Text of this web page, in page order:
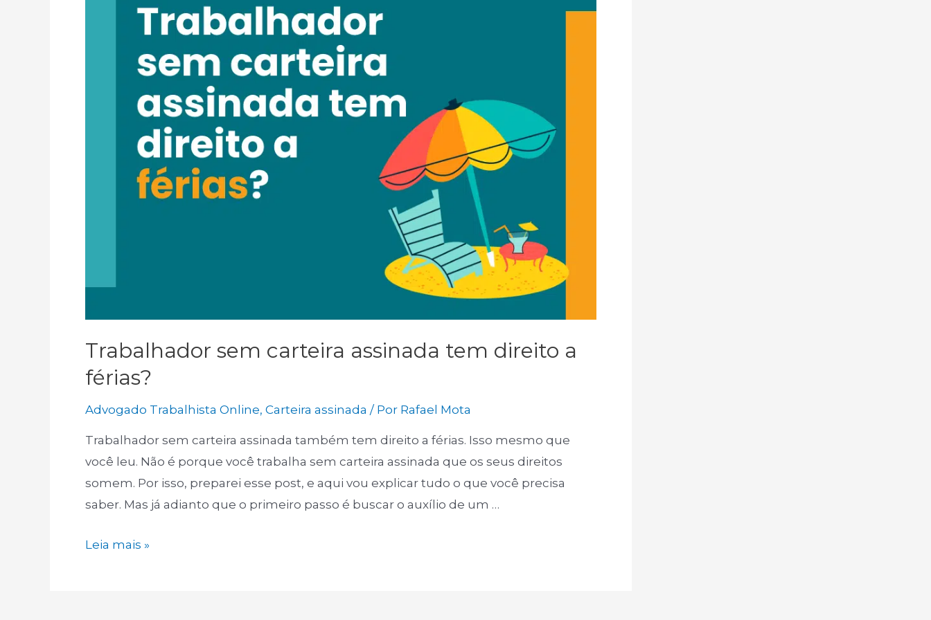
Trabalhador sem carteira assinada tem direito a
férias?
Advogado Trabalhista Online, Carteira assinada / Por Rafael Mota
Trabalhador sem carteira assinada também tem direito a férias. Isso mesmo que
você leu. Não é porque você trabalha sem carteira assinada que os seus direitos
somem. Por isso, preparei esse post, e aqui vou explicar tudo o que você precisa
saber. Mas já adianto que o primeiro passo é buscar o auxílio de um …
Trabalhador
Leia mais »